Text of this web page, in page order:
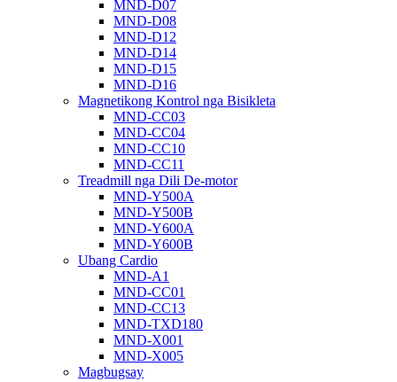
MND-D07
MND-D08
MND-D12
MND-D14
MND-D15
MND-D16
Magnetikong Kontrol nga Bisikleta
MND-CC03
MND-CC04
MND-CC10
MND-CC11
Treadmill nga Dili De-motor
MND-Y500A
MND-Y500B
MND-Y600A
MND-Y600B
Ubang Cardio
MND-A1
MND-CC01
MND-CC13
MND-TXD180
MND-X001
MND-X005
Magbugsay